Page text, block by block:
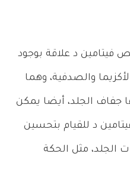
فيتامين د علاقة بوجود
والصدفية، وهما
جفاف الجلد، أيضا يمكن
د للقيام بتحسين
الجلد، مثل الحكة